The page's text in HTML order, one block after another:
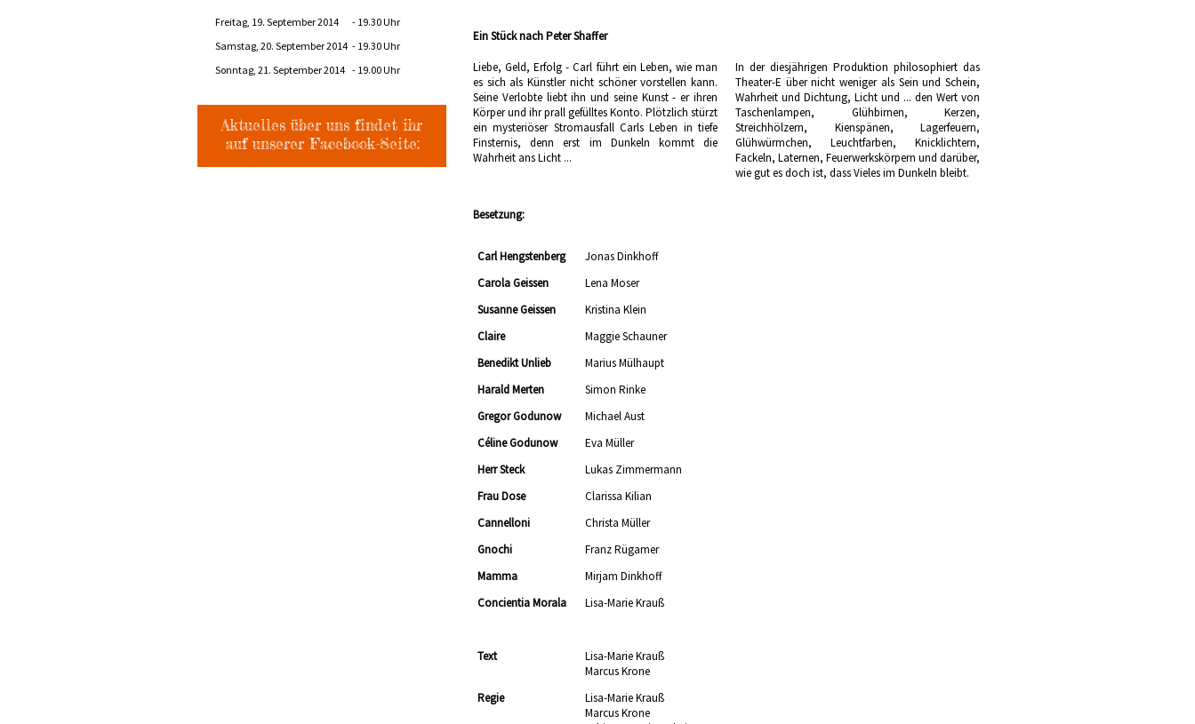
Freitag, 19. September 2014
Samstag, 20. September 2014
Sonntag, 21. September 2014
- 19.30 Uhr
- 19.30 Uhr
- 19.00 Uhr
Aktuelles über uns findet ihr
auf unserer Facebook-Seite:
Ein Stück nach Peter Shaffer
Liebe, Geld, Erfolg - Carl führt ein Leben, wie man
es sich als Künstler nicht schöner vorstellen kann.
Seine Verlobte liebt ihn und seine Kunst - er ihren
Körper und ihr prall gefülltes Konto. Plötzlich stürzt
ein mysteriöser Stromausfall Carls Leben in tiefe
Finsternis, denn erst im Dunkeln kommt die
Wahrheit ans Licht ...
In der diesjährigen Produktion philosophiert das
Theater-E über nicht weniger als Sein und Schein,
Wahrheit und Dichtung, Licht und ... den Wert von
Taschenlampen, Glühbirnen, Kerzen,
Streichhölzern, Kienspänen, Lagerfeuern,
Glühwürmchen, Leuchtfarben, Knicklichtern,
Fackeln, Laternen, Feuerwerkskörpern und darüber,
wie gut es doch ist, dass Vieles im Dunkeln bleibt.
Besetzung:
Carl Hengstenberg
Carola Geissen
Susanne Geissen
Claire
Benedikt Unlieb
Harald Merten
Gregor Godunow
Céline Godunow
Herr Steck
Frau Dose
Cannelloni
Gnochi
Mamma
Concientia Morala
Text
Regie
Jonas Dinkhoff
Lena Moser
Kristina Klein
Maggie Schauner
Marius Mülhaupt
Simon Rinke
Michael Aust
Eva Müller
Lukas Zimmermann
Clarissa Kilian
Christa Müller
Franz Rügamer
Mirjam Dinkhoff
Lisa-Marie Krauß
Lisa-Marie Krauß
Marcus Krone
Lisa-Marie Krauß
Marcus Krone